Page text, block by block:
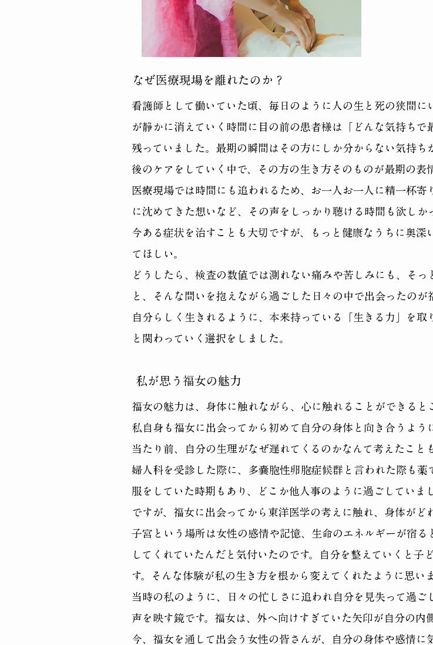
​なぜ医療現場を離れたのか？
看護師として働いていた頃、毎日のように人の生と死の狭間
が静かに消えていく時間に目の前の患者様は「どんな気持ち
残っていました。最期の瞬間はその方にしか分からない気持
後のケアをしていく中で、その方の生き方そのものが最期の表
医療現場では時間にも追われるため、お一人お一人に精一杯
に沈めてきた想いなど、その声をしっかり聴ける時間も欲しか
今ある症状を治すことも大切ですが、もっと健康なうちに奥
てほしい。
どうしたら、検査の数値では測れない痛みや苦しみにも、そっ
と、そんな問いを抱えながら過ごした日々の中で出会ったのが
自分らしく生きれるように、 本来持っている「生きる力」を取
と関わっていく選択をしました。
​私が思う福女の魅力
福女の魅力は、身体に触れながら、心に触れることができると
私自身も 福女に出会ってから初めて自分の身体と向き合うよ
当たり前、自分の生理がなぜ遅れてくるのかなんて考えたこと
婦人科を受診した際に、多嚢胞性卵胞症候群と言われた際も
服をしていた時期もあり、どこか他人事のように過ごしていま
ですが、福女に出会ってから東洋医学の考えに触れ、身体がど
子宮という場所は女性の感情や記憶、生命のエネルギーが宿
してくれていたんだと気付いたのです。自分を整えていくと
す。そんな体験が私の生き方を根から 変えてくれたように思いま
当時の私のように、日々の忙しさに追われ自分を見失って過ご
声を映す鏡です。福女は、外へ向けすぎていた矢印が自分の内
今、福女を通して出会う女性の皆さんが、自分の身体や感情